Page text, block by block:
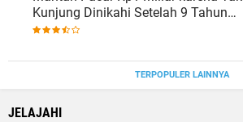
Kunjung Dinikahi Setelah 9 Tahun
Berpacaran
TERPOPULER LAINNYA
JELAJAHI